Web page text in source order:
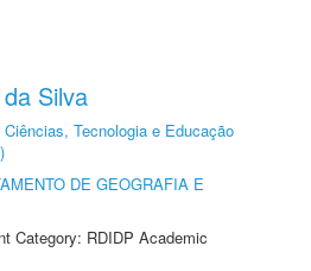
Silva
Ciências, Tecnologia e Educação
DE GEOGRAFIA E
Category: RDIDP Academic